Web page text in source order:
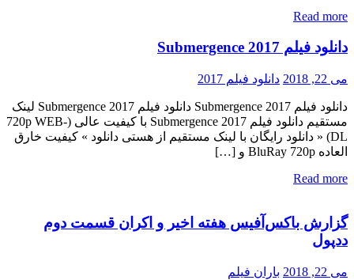
Read more
دانلود فیلم Submergence 2017
می 22, 2018 دانلود فیلم 2017
دانلود فیلم Submergence 2017 دانلود فیلم Submergence 2017 لینک
مستقیم دانلود فیلم Submergence 2017 با کیفیت عالی (720p WEB-
DL) « دانلود رایگان با لینک مستقیم از هستی دانلود » کیفیت خارق
العاده BluRay 720p و […]
Read more
گزارش باکس‌آفیس هفته اخیر و اکران قسمت دوم
ددپول
می 22, 2018 باران فیلم